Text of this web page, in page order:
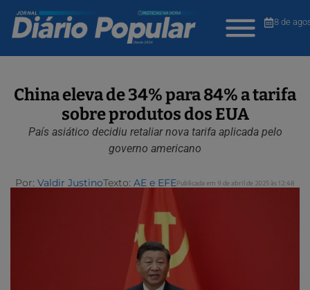
8 de
China eleva de 34% para 84% a tarifa
sobre produtos dos EUA
País asiático decidiu retaliar nova tarifa aplicada pelo
governo americano
Por: Valdir JustinoTexto: AE e EFEPublicada em 9 de abril de 2025 às 12:48